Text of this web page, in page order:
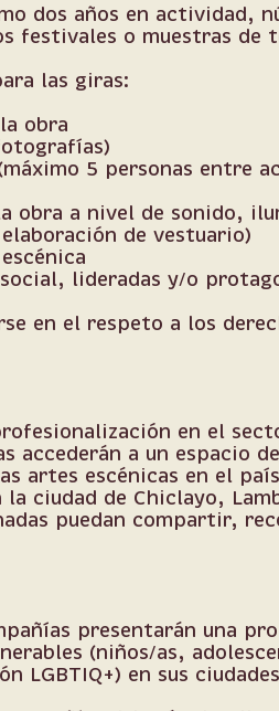
dos años en actividad,
festivales o muestras de
las giras:
obra
5 personas entre
obra a nivel de sonido,
de vestuario)
lideradas y/o
en el respeto a los
en el
accederán a un espacio
artes escénicas en el
ciudad de Chiclayo,
puedan compartir,
presentarán una
(niños/as,
LGBTIQ+) en sus